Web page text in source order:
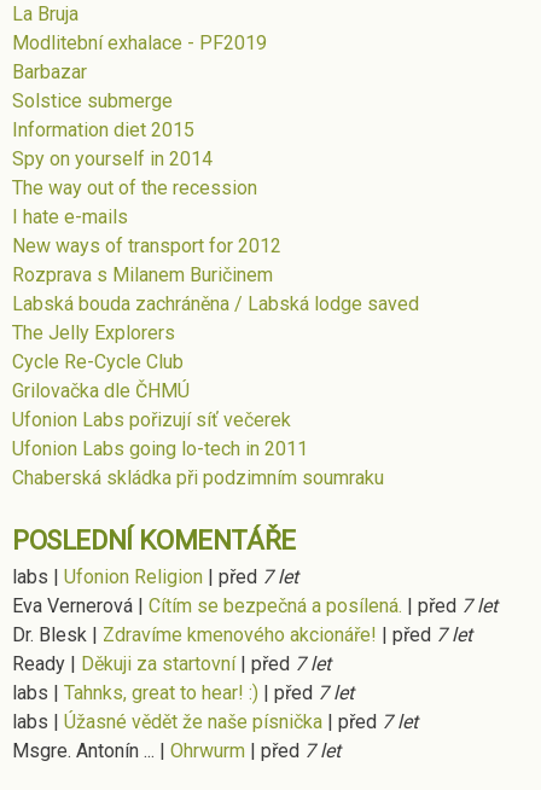
La Bruja
Modlitební exhalace - PF2019
Barbazar
Solstice submerge
Information diet 2015
Spy on yourself in 2014
The way out of the recession
I hate e-mails
New ways of transport for 2012
Rozprava s Milanem Buričinem
Labská bouda zachráněna / Labská lodge saved
The Jelly Explorers
Cycle Re-Cycle Club
Grilovačka dle ČHMÚ
Ufonion Labs pořizují síť večerek
Ufonion Labs going lo-tech in 2011
Chaberská skládka při podzimním soumraku
POSLEDNÍ KOMENTÁŘE
labs | Ufonion Religion | před 7 let
Eva Vernerová | Cítím se bezpečná a posílená. | před 7 let
Dr. Blesk | Zdravíme kmenového akcionáře! | před 7 let
Ready | Děkuji za startovní | před 7 let
labs | Tahnks, great to hear! :) | před 7 let
labs | Úžasné vědět že naše písnička | před 7 let
Msgre. Antonín ... | Ohrwurm | před 7 let